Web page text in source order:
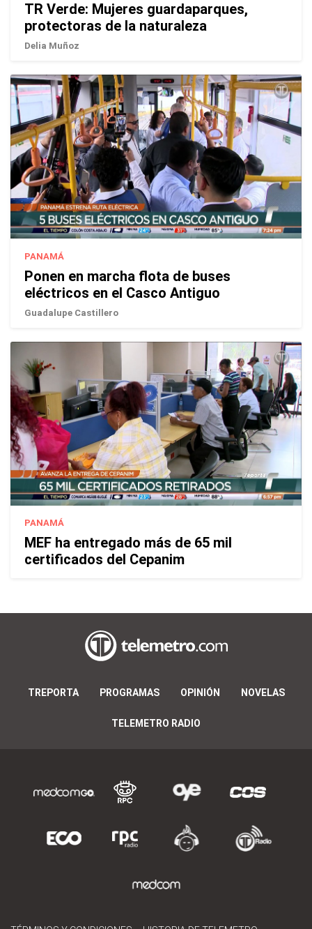
TR Verde: Mujeres guardaparques,
protectoras de la naturaleza
Delia Muñoz
PANAMÁ
Ponen en marcha flota de buses
eléctricos en el Casco Antiguo
Guadalupe Castillero
PANAMÁ
MEF ha entregado más de 65 mil
certificados del Cepanim
TREPORTA PROGRAMAS OPINIÓN NOVELAS
TELEMETRO RADIO